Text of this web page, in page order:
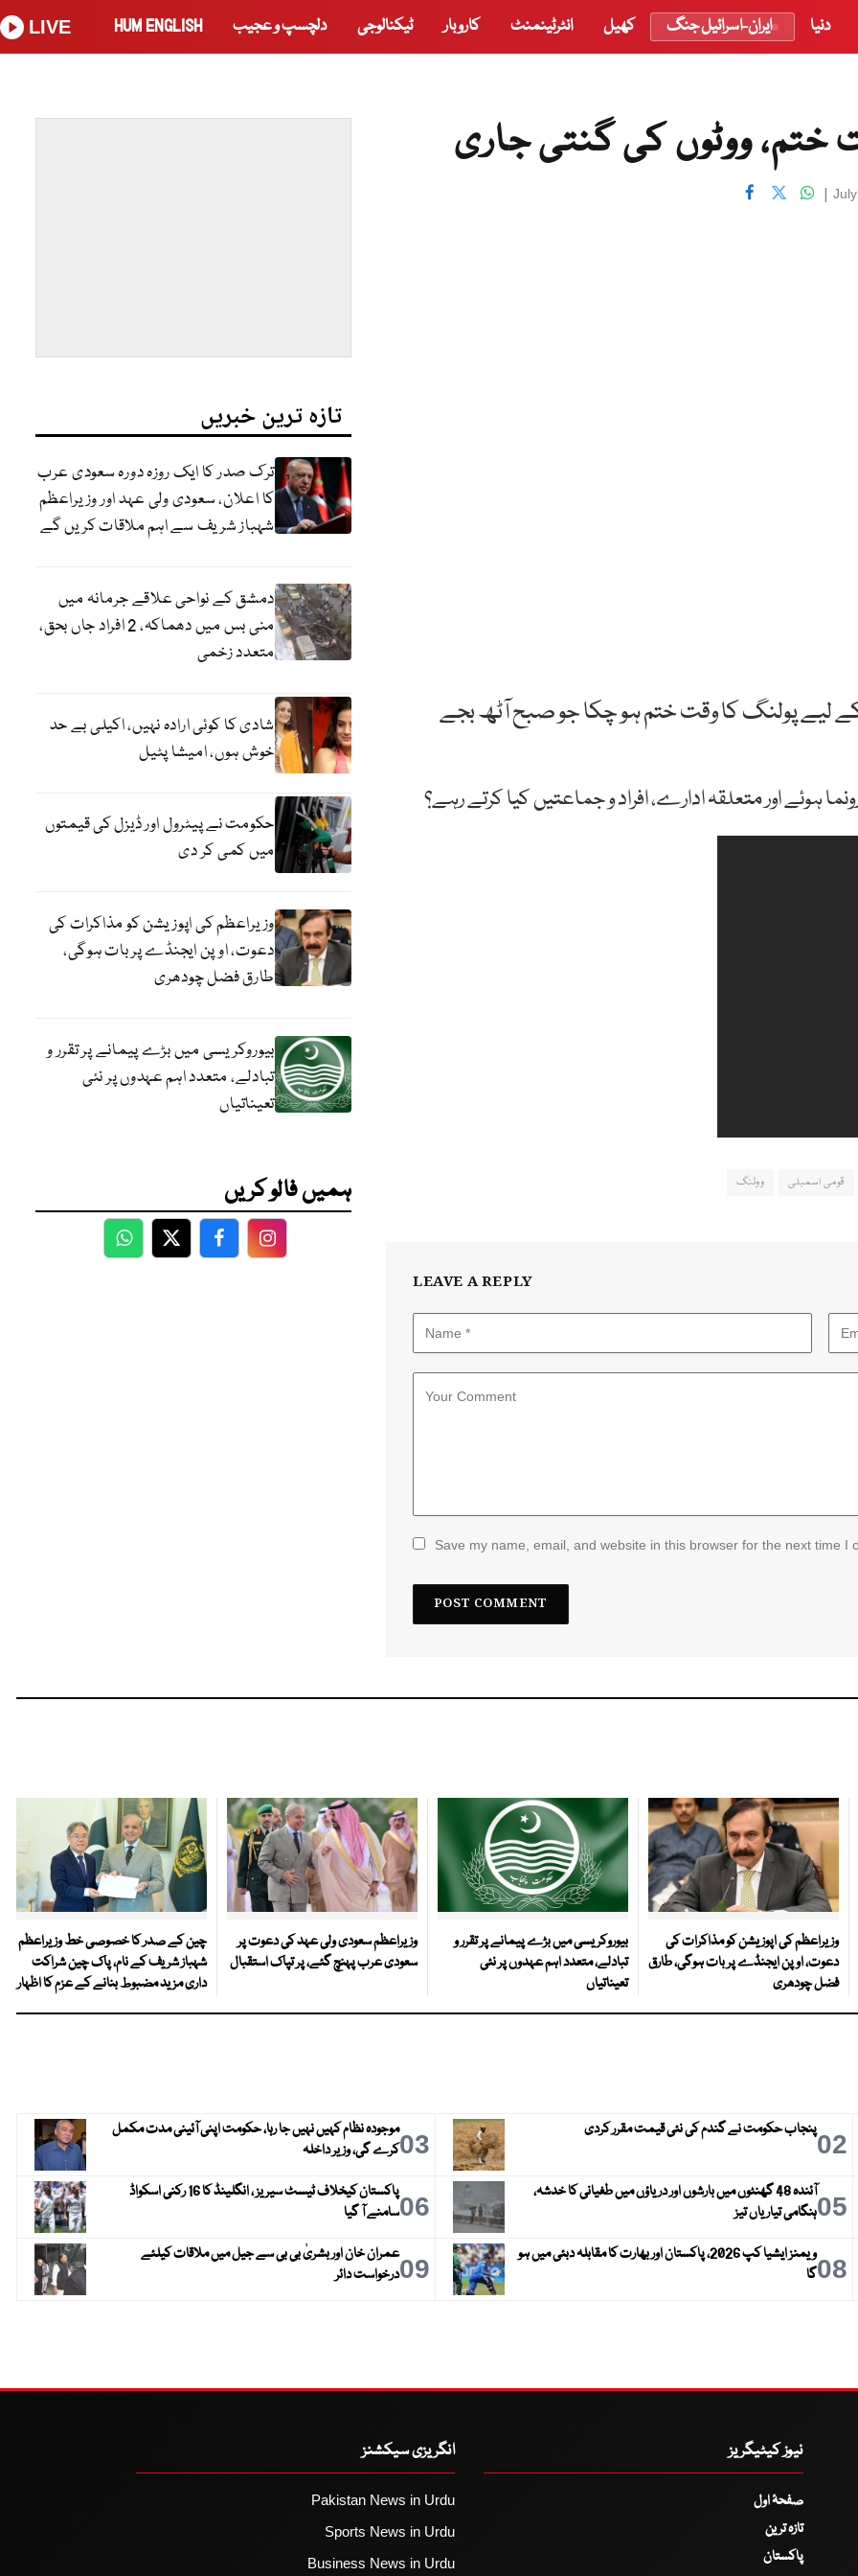
دنیا ایران-اسرائیل جنگ کھیل انٹرٹینمنٹ کاروبار ٹیکنالوجی دلچسپ و عجیب HUM ENGLISH
LIVE
ختم، ووٹوں کی گنتی جاری
|
کے لیے پولنگ کا وقت ختم ہو چکا جو صبح آٹھ بجے
ہوئے اور متعلقہ ادارے، افراد و جماعتیں کیا کرتے رہے؟
قومی اسمبلی ووٹنگ
LEAVE A REPLY
Save my name, email, and website in this browser for the next time I
تازہ ترین خبریں
ترک صدر کا ایک روزہ دورہ سعودی عرب
کا اعلان، سعودی ولی عہد اور وزیراعظم
شہباز شریف سے اہم ملاقات کریں گے
دمشق کے نواحی علاقے جرمانہ میں
منی بس میں دھماکہ، 2 افراد جاں بحق،
متعدد زخمی
شادی کا کوئی ارادہ نہیں، اکیلی بے حد
خوش ہوں، امیشا پٹیل
حکومت نے پیٹرول اور ڈیزل کی قیمتوں
میں کمی کر دی
وزیراعظم کی اپوزیشن کو مذاکرات کی
دعوت، اوپن ایجنڈے پر بات ہوگی،
طارق فضل چودھری
بیوروکریسی میں بڑے پیمانے پر تقرر و
تبادلے، متعدد اہم عہدوں پر نئی
تعیناتیاں
ہمیں فالو کریں
WhatsApp
TwitterFacebookFacebook
وزیراعظم کی اپوزیشن کو مذاکرات کی
دعوت، اوپن ایجنڈے پر بات ہوگی، طارق
فضل چودھری
بیوروکریسی میں بڑے پیمانے پر تقرر و
تبادلے، متعدد اہم عہدوں پر نئی
تعیناتیاں
وزیراعظم سعودی ولی عہد کی دعوت پر
سعودی عرب پہنچ گئے، پر تپاک استقبال
چین کے صدر کا خصوصی خط وزیراعظم
شہباز شریف کے نام، پاک چین شراکت
داری مزید مضبوط بنانے کے عزم کا اظہار
02پنجاب حکومت نے گندم کی نئی قیمت مقرر کردی 03موجودہ نظام کہیں نہیں جا رہا، حکومت اپنی آئینی مدت مکمل
کرے گی، وزیر داخلہ
05
آئندہ 48 گھنٹوں میں بارشوں اور دریاؤں میں طغیانی کا خدشہ،
ہنگامی تیاریاں تیز
06
پاکستان کیخلاف ٹیسٹ سیریز ، انگلینڈ کا 16 رکنی اسکواڈ
سامنے آ گیا
08
ویمنز ایشیا کپ 2026، پاکستان اور بھارت کا مقابلہ دبئی میں ہو
گا
09عمران خان اور بشریٰ بی بی سے جیل میں ملاقات کیلئے
درخواست دائر
نیوز کیٹیگریز
صفحۂ اول
تازہ ترین
پاکستان
انگریزی سیکشنز
Pakistan News in Urdu
Sports News in Urdu
Business News in Urdu